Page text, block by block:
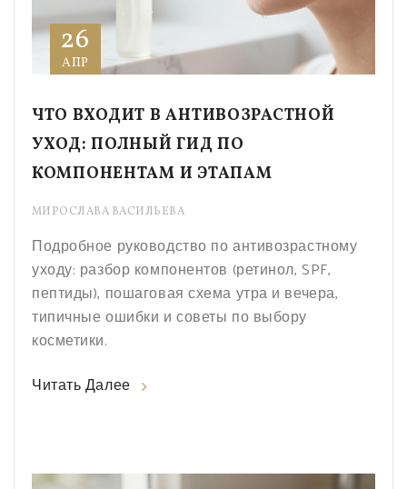
26
АПР
ЧТО ВХОДИТ В АНТИВОЗРАСТНОЙ
УХОД: ПОЛНЫЙ ГИД ПО
КОМПОНЕНТАМ И ЭТАПАМ
МИРОСЛАВА ВАСИЛЬЕВА
Подробное руководство по антивозрастному
уходу: разбор компонентов (ретинол, SPF,
пептиды), пошаговая схема утра и вечера,
типичные ошибки и советы по выбору
косметики.
Читать Далее